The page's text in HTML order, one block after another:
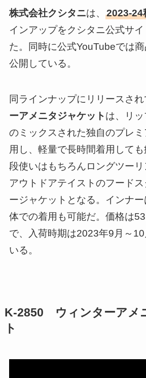
株式会社クシタニは、 2023-24
インアップをクシタニ公式サ
た。同時に公式YouTubeでは
公開している。
同ラインナップにリリースされ
ーアメニタジャケットは、リ
のミックスされた独自のプレ
用し、軽量で長時間着用して
段使いはもちろんロングツー
アウトドアテイストのフード
ージャケットとなる。インナ
体での着用も可能だ。価格は
で、入荷時期は2023年9月～
いる。
K-2850 ウィンターアメ
ト